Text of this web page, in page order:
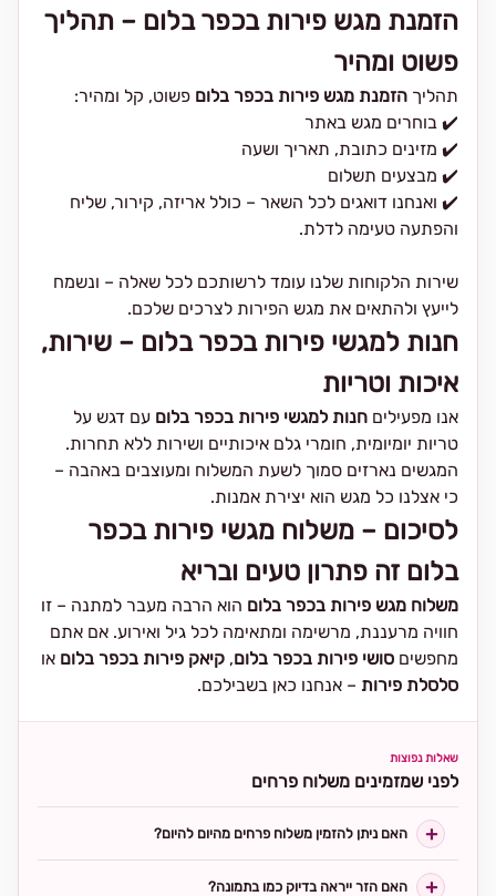
הזמנת מגש פירות בכפר בלום – תהליך
פשוט ומהיר
תהליך הזמנת מגש פירות בכפר בלום פשוט, קל ומהיר:
✔️ בוחרים מגש באתר
✔️ מזינים כתובת, תאריך ושעה
✔️ מבצעים תשלום
✔️ ואנחנו דואגים לכל השאר – כולל אריזה, קירור, שליח
והפתעה טעימה לדלת.
שירות הלקוחות שלנו עומד לרשותכם לכל שאלה – ונשמח
לייעץ ולהתאים את מגש הפירות לצרכים שלכם.
חנות למגשי פירות בכפר בלום – שירות,
איכות וטריות
אנו מפעילים חנות למגשי פירות בכפר בלום עם דגש על
טריות יומיומית, חומרי גלם איכותיים ושירות ללא תחרות.
המגשים נארזים סמוך לשעת המשלוח ומעוצבים באהבה –
כי אצלנו כל מגש הוא יצירת אמנות.
לסיכום – משלוח מגשי פירות בכפר
בלום זה פתרון טעים ובריא
משלוח מגש פירות בכפר בלום הוא הרבה מעבר למתנה – זו
חוויה מרעננת, מרשימה ומתאימה לכל גיל ואירוע. אם אתם
מחפשים סושי פירות בכפר בלום, קיאק פירות בכפר בלום או
סלסלת פירות – אנחנו כאן בשבילכם.
שאלות נפוצות
לפני שמזמינים משלוח פרחים
האם ניתן להזמין משלוח פרחים מהיום להיום?
האם הזר ייראה בדיוק כמו בתמונה?